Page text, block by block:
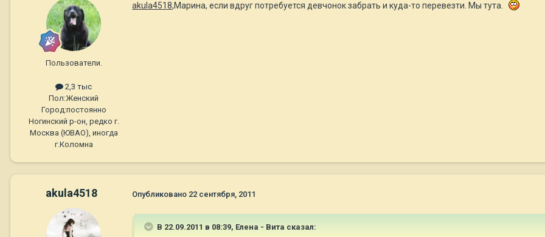
Пользователи.
2,3 тыс
Пол:Женский
Город:постоянно
Ногинский р-он, редко г.
Москва (ЮВАО), иногда
г.Коломна
akula4518,Марина, если вдруг потребуется девчонок забрать и куда-то перевезти. Мы тута.
akula4518 Опубликовано 22 сентября, 2011
В 22.09.2011 в 08:39, Елена - Вита сказал: